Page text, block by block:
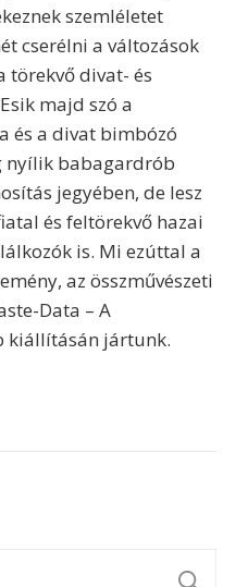
szemléletet
cserélni a változások
törekvő divat- és
majd szó a
és a divat bimbózó
nyílik babagardrób
jegyében, de lesz
és feltörekvő hazai
is. Mi ezúttal a
az összművészeti
Data – A
kiállításán jártunk.